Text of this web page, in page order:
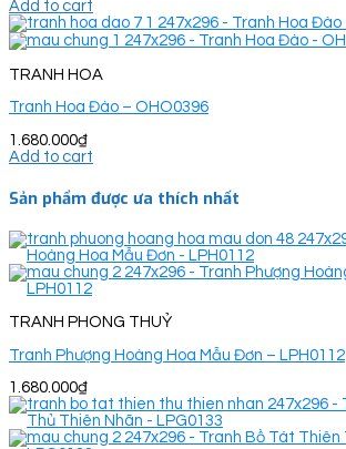
Add to cart
TRANH HOA
Tranh Hoa Đào – OHO0396
1.680.000₫
Add to cart
Sản phẩm được ưa thích nhất
TRANH PHONG THUỶ
Tranh Phượng Hoàng Hoa Mẫu Đơn – LPH0112
1.680.000₫